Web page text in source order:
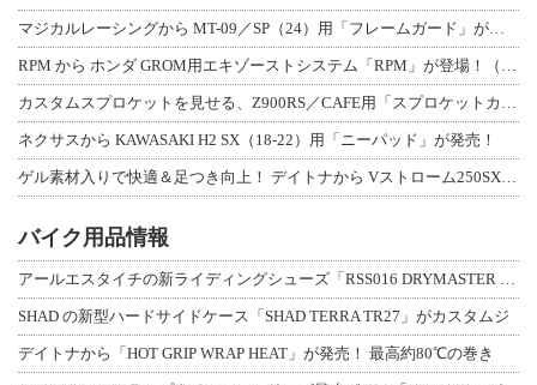
マジカルレーシングから MT-09／SP（24）用「フレームガード」が登場！
RPM から ホンダ GROM用エキゾーストシステム「RPM」が登場！（動画あり
カスタムスプロケットを見せる、Z900RS／CAFE用「スプロケットカバーフルキ
ネクサスから KAWASAKI H2 SX（18-22）用「ニーパッド」が発売！
ゲル素材入りで快適＆足つき向上！ デイトナから Vストローム250SX用「快適ロ
バイク用品情報
アールエスタイチの新ライディングシューズ「RSS016 DRYMASTER スト
SHAD の新型ハードサイドケース「SHAD TERRA TR27」がカスタムジ
デイトナから「HOT GRIP WRAP HEAT」が発売！ 最高約80℃の巻き